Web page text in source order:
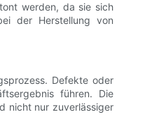
werden, da sie sich
der Herstellung von
Defekte oder
führen. Die
nicht nur zuverlässiger